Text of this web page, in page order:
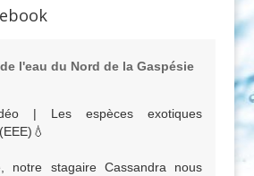
l'eau du Nord de la Gaspésie
| Les espèces exotiques
notre stagaire Cassandra nous